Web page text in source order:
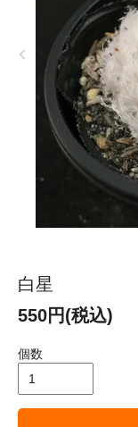
白星
550円(税込)
個数